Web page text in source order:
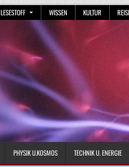
LESESTOFF WISSEN KULTUR
PHYSIK U.KOSMOS TECHNIK U. ENERGIE